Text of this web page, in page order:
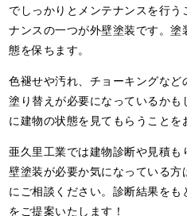
でしっかりとメンテナンスを行
ナンスの一つが外壁塗装です。
態を保ちます。
色褪せや汚れ、チョーキングな
塗り替えが必要になっているか
に建物の状態を見てもらうことを
亜久里工業では建物診断や見積
壁塗装が必要か気になっている
にご相談ください。診断結果を
をご提案いたします！